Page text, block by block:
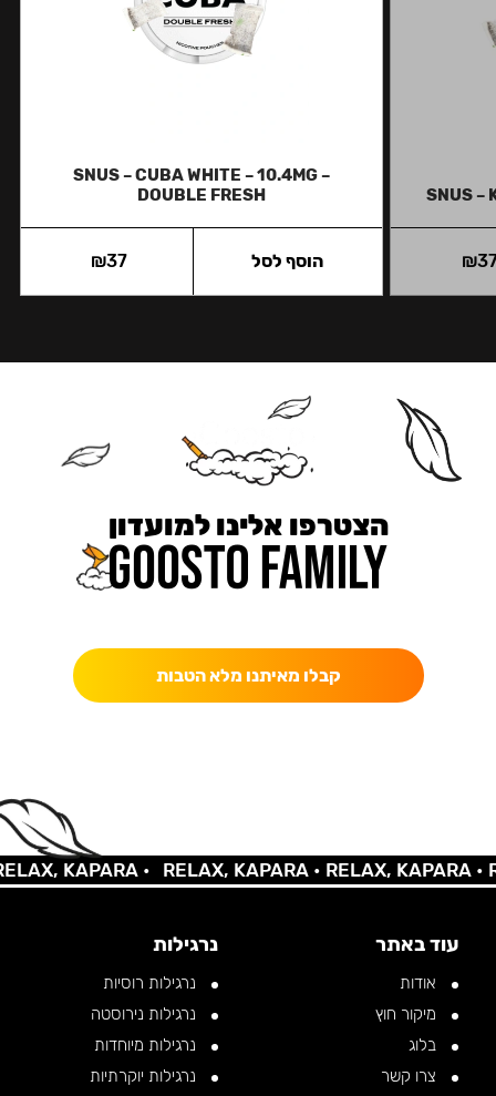
SNUS –
₪
SNUS – CUBA WHITE – 10.4MG –
DOUBLE FRESH
₪37 הוסף לסל
הצטרפו אלינו למועדון
קבלו מאיתנו מלא הטבות
KAPARA • RELAX, KAPARA •RELAX, KAPARA •
עוד באתר
אודות
מיקור חוץ
בלוג
צרו קשר
נרגילות
נרגילות רוסיות
נרגילות נירוסטה
נרגילות מיוחדות
נרגילות יוקרתיות